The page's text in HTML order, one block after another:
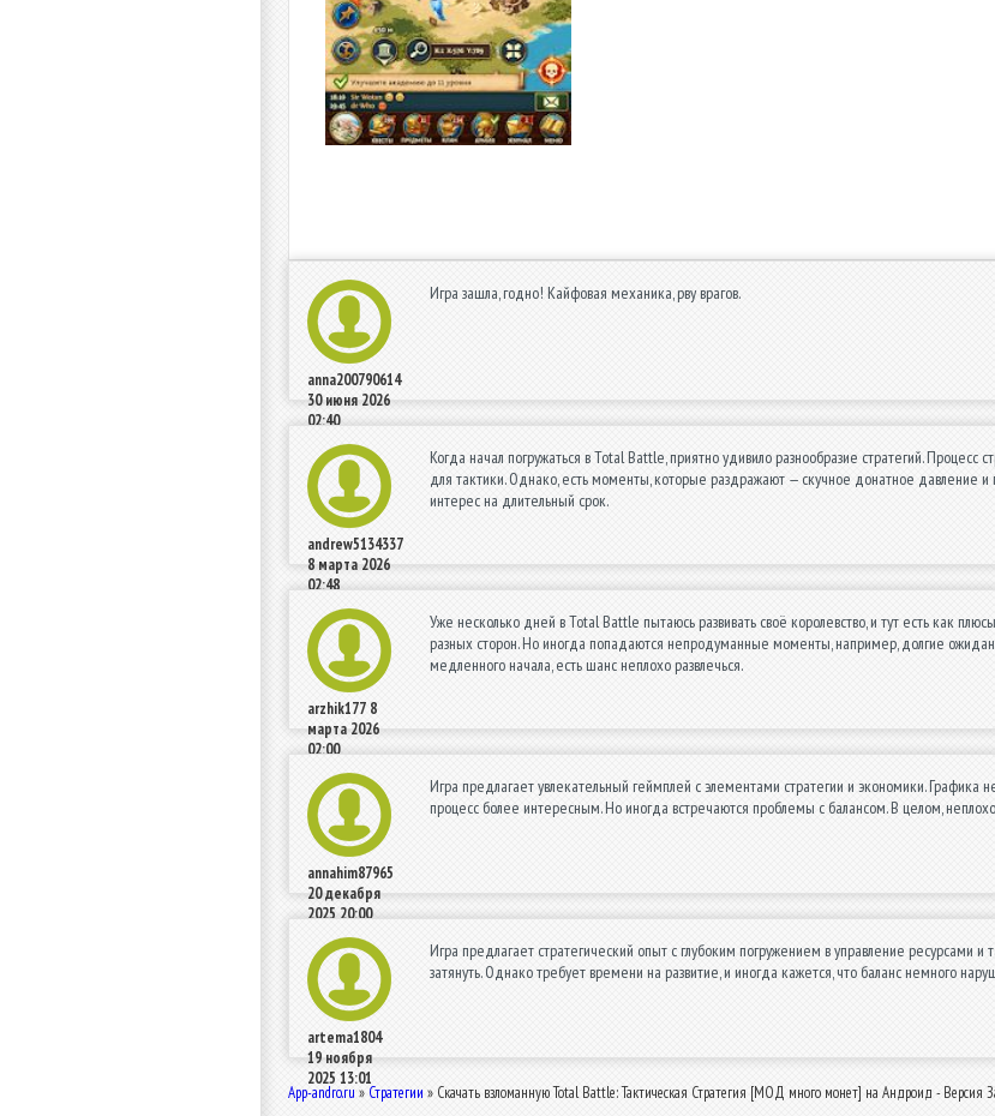
anna200790614
30 июня 2026
02:40
Игра зашла, годно! Кайфовая механика, рву врагов.
andrew5134337
8 марта 2026
02:48
Когда начал погружаться в Total Battle, приятно удивило разнообразие стратегий. Процесс
для тактики. Однако, есть моменты, которые раздражают — скучное донатное давление и
интерес на длительный срок.
arzhik177 8
марта 2026
02:00
Уже несколько дней в Total Battle пытаюсь развивать своё королевство, и тут есть как
разных сторон. Но иногда попадаются непродуманные моменты, например, долгие
медленного начала, есть шанс неплохо развлечься.
annahim87965
20 декабря
2025 20:00
Игра предлагает увлекательный геймплей с элементами стратегии и экономики. Графика
процесс более интересным. Но иногда встречаются проблемы с балансом. В целом,
artema1804
19 ноября
2025 13:01
Игра предлагает стратегический опыт с глубоким погружением в управление ресурсами
затянуть. Однако требует времени на развитие, и иногда кажется, что баланс немного
App-andro.ru » Стратегии » Скачать взломанную Total Battle: Тактическая Стратегия [МОД много монет] на Андроид - Версия